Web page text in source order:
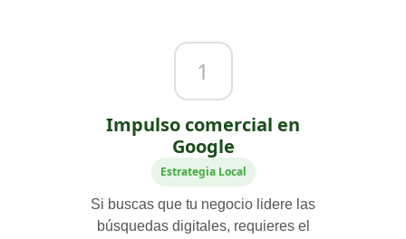
1
Impulso comercial en
Google
Estrategia Local
Si buscas que tu negocio lidere las
búsquedas digitales, requieres el